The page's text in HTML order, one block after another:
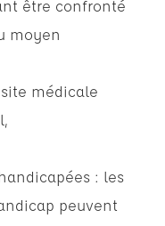
être confronté
moyen
médicale
: les
peuvent